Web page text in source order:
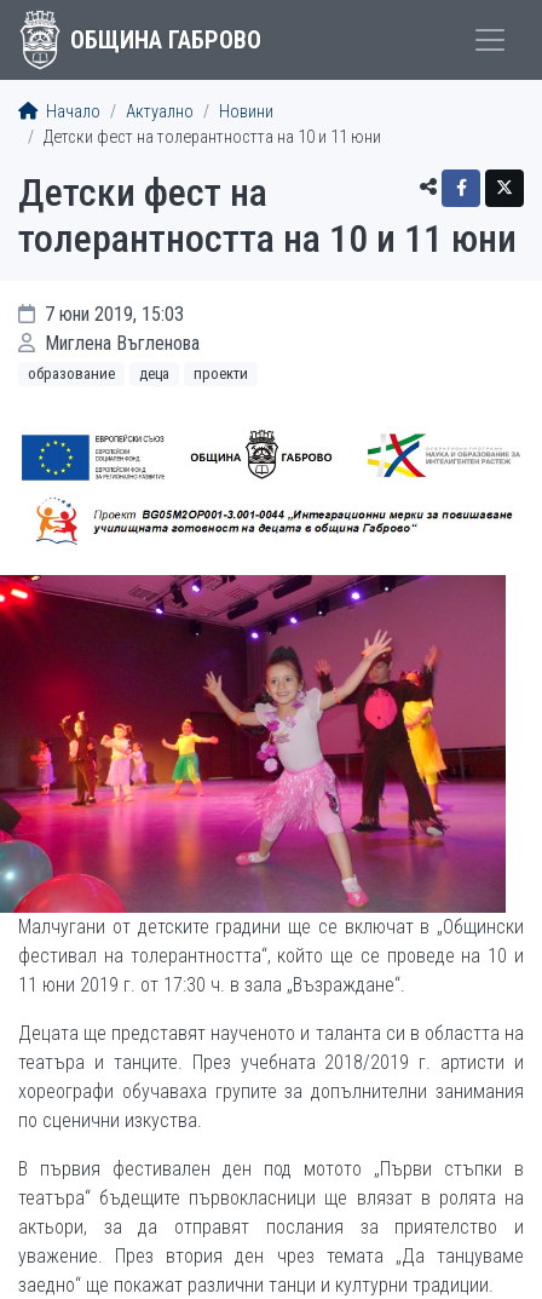
ОБЩИНА ГАБРОВО
Начало Актуално
Новини
Детски фест на толерантността на 10 и 11 юни
Детски фест на
толерантността на 10 и 11 юни
7 юни 2019, 15:03
Миглена Въгленова
образование деца проекти
Малчугани от детските градини ще се включат в „Общински
фестивал на толерантността“, който ще се проведе на 10 и
11 юни 2019 г. от 17:30 ч. в зала „Възраждане“.
Децата ще представят наученото и таланта си в областта на
театъра и танците. През учебната 2018/2019 г. артисти и
хореографи обучаваха групите за допълнителни занимания
по сценични изкуства.
В първия фестивален ден под мотото „Първи стъпки в
театъра“ бъдещите първокласници ще влязат в ролята на
актьори, за да отправят послания за приятелство и
уважение. През втория ден чрез темата „Да танцуваме
заедно“ ще покажат различни танци и културни традиции.